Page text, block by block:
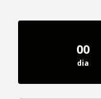
00
dia